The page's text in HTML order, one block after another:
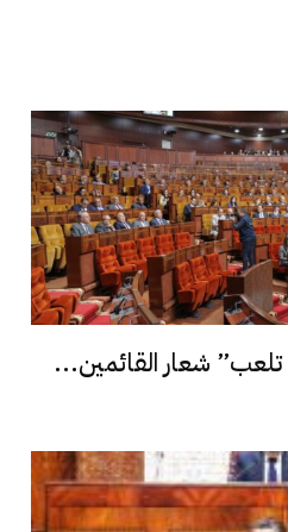
شعار القائمين...